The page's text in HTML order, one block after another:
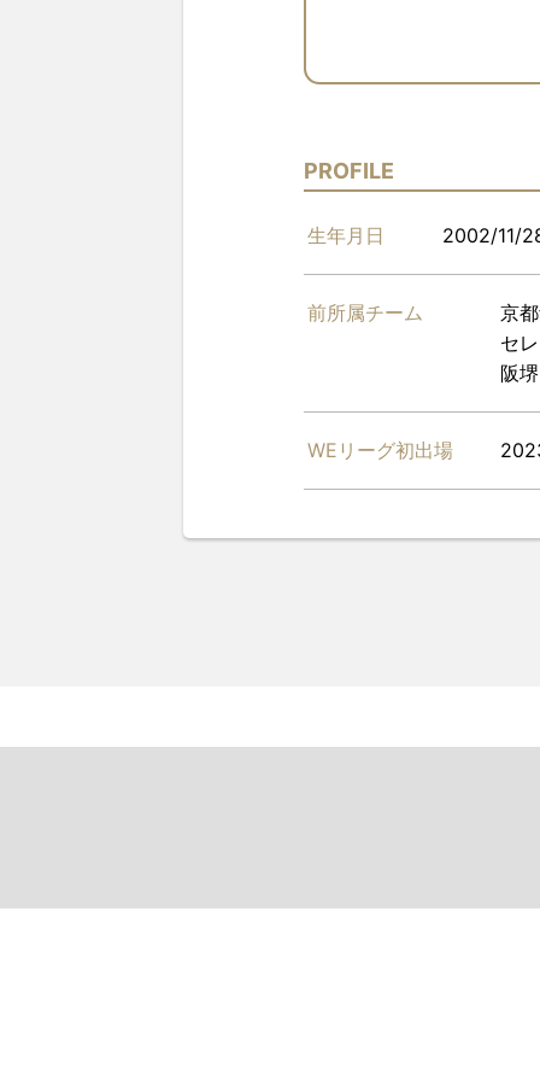
PROFILE
生年月日 2002/11/
前所属チーム
京
セ
阪
WEリーグ初出場